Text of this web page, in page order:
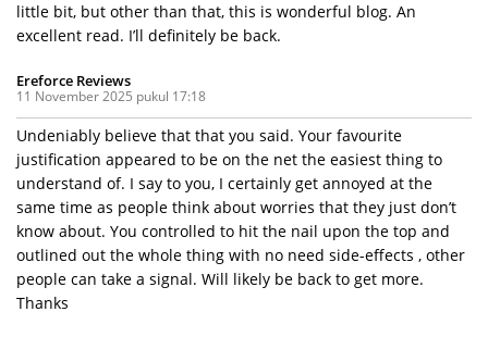
little bit, but other than that, this is wonderful blog. An
excellent read. I’ll definitely be back.
Ereforce Reviews
11 November 2025 pukul 17:18
Undeniably believe that that you said. Your favourite
justification appeared to be on the net the easiest thing to
understand of. I say to you, I certainly get annoyed at the
same time as people think about worries that they just don’t
know about. You controlled to hit the nail upon the top and
outlined out the whole thing with no need side-effects , other
people can take a signal. Will likely be back to get more.
Thanks